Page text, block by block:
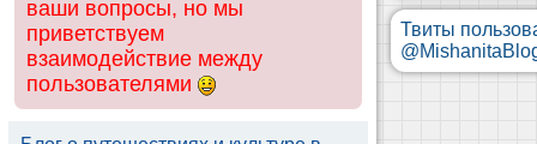
ваши вопросы, но мы
приветствуем
взаимодействие между
пользователями
Твиты